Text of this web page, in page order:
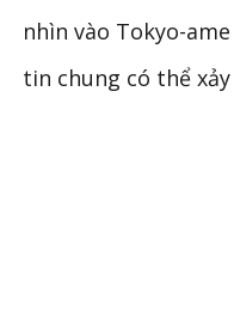
nhìn vào Tokyo-
tin chung có thể xảy